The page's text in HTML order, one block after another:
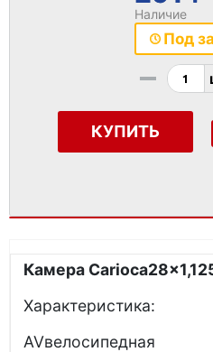
Наличие
Под
-
КУПИТЬ
Камера
Характеристика:
AVвелосипедная